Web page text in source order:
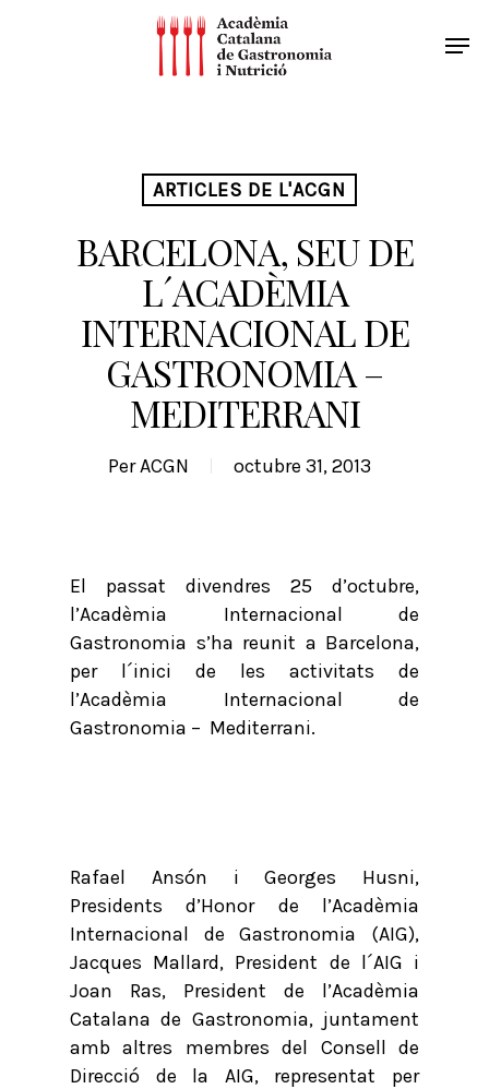
ARTICLES DE L'ACGN
BARCELONA, SEU DE
L´ACADÈMIA
INTERNACIONAL DE
GASTRONOMIA –
MEDITERRANI
PerACGN octubre 31, 2013
El passat divendres 25 d’octubre,
l’Acadèmia Internacional de
Gastronomia s’ha reunit a Barcelona,
per l´inici de les activitats de
l’Acadèmia Internacional de
Gastronomia – Mediterrani.
Rafael Ansón i Georges Husni,
Presidents d’Honor de l’Acadèmia
Internacional de Gastronomia (AIG),
Jacques Mallard, President de l´AIG i
Joan Ras, President de l’Acadèmia
Catalana de Gastronomia, juntament
amb altres membres del Consell de
Direcció de la AIG, representat per